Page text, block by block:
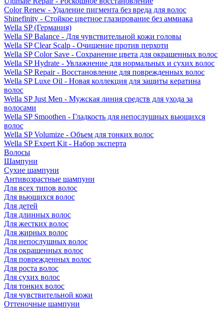
Color Renew - Удаление пигмента без вреда для волос
Shinefinity - Стойкое цветное глазирование без аммиака
Wella SP (Германия)
Wella SP Balance - Для чувствительной кожи головы
Wella SP Clear Scalp - Очищение против перхоти
Wella SP Color Save - Сохранение цвета для окрашенных волос
Wella SP Hydrate - Увлажнение для нормальных и сухих волос
Wella SP Repair - Восстановление для поврежденных волос
Wella SP Luxe Oil - Новая коллекция для защиты кератина
волос
Wella SP Just Men - Мужская линия средств для ухода за
волосами
Wella SP Smoothen - Гладкость для непослушных вьющихся
волос
Wella SP Volumize - Объем для тонких волос
Wella SP Expert Kit - Набор эксперта
Волосы
Шампуни
Сухие шампуни
Антивозрастные шампуни
Для всех типов волос
Для вьющихся волос
Для детей
Для длинных волос
Для жестких волос
Для жирных волос
Для непослушных волос
Для окрашенных волос
Для поврежденных волос
Для роста волос
Для сухих волос
Для тонких волос
Для чувствительной кожи
Оттеночные шампуни